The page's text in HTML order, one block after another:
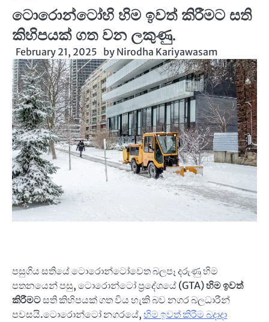
ටොරොන්ටෝහි හිම ඉවත් කිරීමට සති
කිහිපයක් ගත වන ලකුණු.
February 21, 2025 by Nirodha Kariyawasam
පසුගිය සතියේ ටොරොන්ටෝවෙත බලපෑ දරුණු හිම
පතනයෙන් පසු, ටොරොන්ටෝ ප්‍රදේශයේ (GTA)හිම ඉවත්
කිරීමටසති කිහිපයක් ගත විය හැකි බව නගර බලධාරීන්
පවසයි.ටොරොන්ටෝ නගරයේ, හිම ඉවත් කිරීම බදාදා